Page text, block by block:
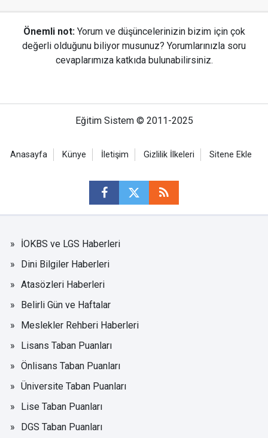
Önemli not: Yorum ve düşüncelerinizin bizim için çok
değerli olduğunu biliyor musunuz? Yorumlarınızla soru
cevaplarımıza katkıda bulunabilirsiniz.
Eğitim Sistem © 2011-2025
Anasayfa Künye İletişim Gizlilik İlkeleri Sitene Ekle
İOKBS ve LGS Haberleri
Dini Bilgiler Haberleri
Atasözleri Haberleri
Belirli Gün ve Haftalar
Meslekler Rehberi Haberleri
Lisans Taban Puanları
Önlisans Taban Puanları
Üniversite Taban Puanları
Lise Taban Puanları
DGS Taban Puanları